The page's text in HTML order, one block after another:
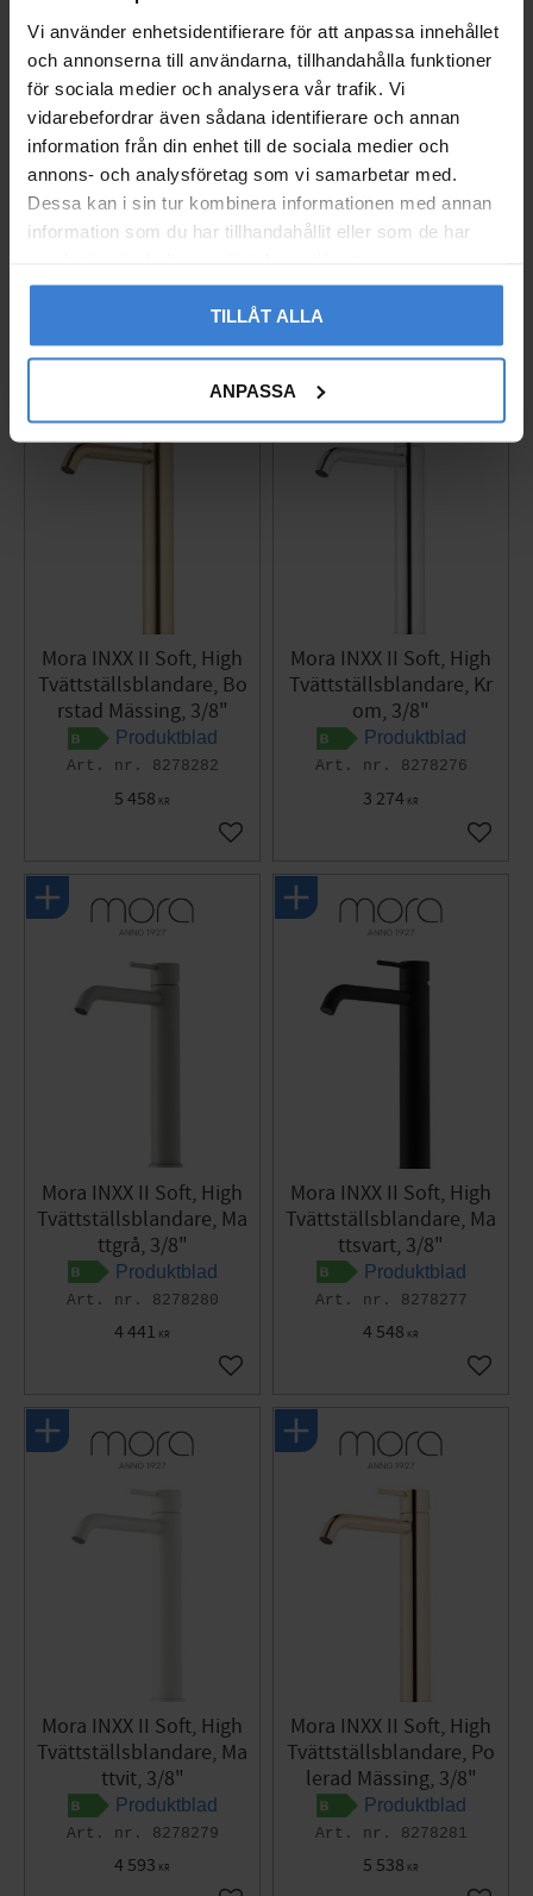
Vi använder enhetsidentifierare för att anpassa innehållet
och annonserna till användarna, tillhandahålla funktioner
för sociala medier och analysera vår trafik. Vi
vidarebefordrar även sådana identifierare och annan
information från din enhet till de sociala medier och
annons- och analysföretag som vi samarbetar med.
Dessa kan i sin tur kombinera informationen med annan
information som du har tillhandahållit eller som de har
TILLÅT ALLA
ANPASSA
Mora INXX II Sharp, Sm
all Tvättställsblandare,
Mattvit, 3/8"
Produktblad
8278260
Lägg till i favoriter
Mora INXX II Sharp, Sm
all Tvättställsblandare,
Polerad Mässing, 3/8"
Produktblad
8278262
Mora INXX II Soft, High
Tvättställsblandare, Bo
rstad Mässing, 3/8"
Produktblad
8278282
5 458 KR
Lägg till i favoriter
Mora INXX II Soft, High
Tvättställsblandare, Kr
om, 3/8"
Produktblad
8278276
3 274 KR
Lägg
Mora INXX II Soft, High
Tvättställsblandare, Ma
ttgrå, 3/8"
Produktblad
8278280
4 441 KR
Lägg till i favoriter
Mora INXX II Soft, High
Tvättställsblandare, Ma
ttsvart, 3/8"
Produktblad
8278277
4 548 KR
Lägg
Mora INXX II Soft, High
Tvättställsblandare, Ma
ttvit, 3/8"
Produktblad
8278279
4 593 KR
Mora INXX II Soft, High
Tvättställsblandare, Po
lerad Mässing, 3/8"
Produktblad
8278281
5 538 KR